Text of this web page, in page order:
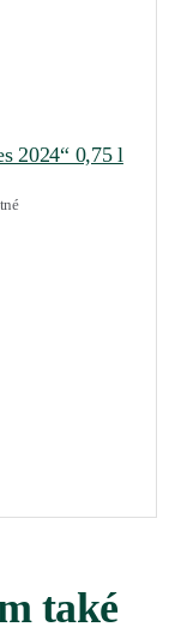
2024“ 0,75 l
0,75 l množství
také